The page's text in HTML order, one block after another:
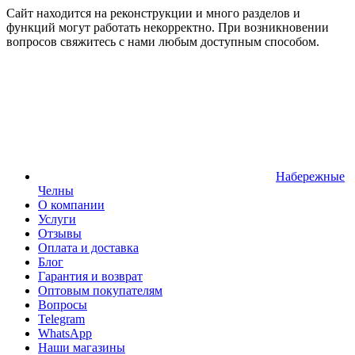
Сайт находится на реконструкции и много разделов и
функций могут работать некорректно. При возникновении
вопросов свяжитесь с нами любым доступным способом.
Набережные
Челны
О компании
Услуги
Отзывы
Оплата и доставка
Блог
Гарантия и возврат
Оптовым покупателям
Вопросы
Telegram
WhatsApp
Наши магазины